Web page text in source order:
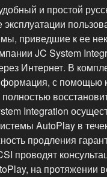
и простой
эксплуатации
приведшие к ее
JC System
Интернет. В
с помощью
Integration
AutoPlay в
продления
проводят
на протяжении